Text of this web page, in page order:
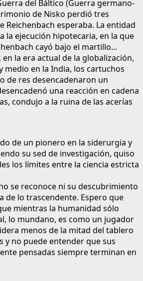
del Báltico (Guerra germano-
de Nisko perdió tres
Reichenbach esperaba. La entidad
la ejecución hipotecaria, en la que
cayó bajo el martillo...
la era actual de la globalización,
medio en la India, los cartuchos
de res desencadenaron un
una reacción en cadena
condujo a la ruina de las acerías
de un pionero en la siderurgia y
su sed de investigación, quiso
los límites entre la ciencia estricta
se reconoce ni su descubrimiento
de lo trascendente. Espero que
mientras la humanidad sólo
lo mundano, es como un jugador
menos de la mitad del tablero
y no puede entender que sus
pensadas siempre terminan en